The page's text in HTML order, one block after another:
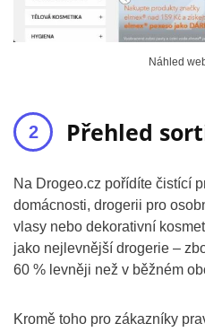
Náhled
Přehled
Na Drogeo.cz pořídíte čistící
domácnosti, drogerii pro
vlasy nebo dekorativní
jako nejlevnější drogerie –
60 % levněji než v běžném
Kromě toho pro zákazníky